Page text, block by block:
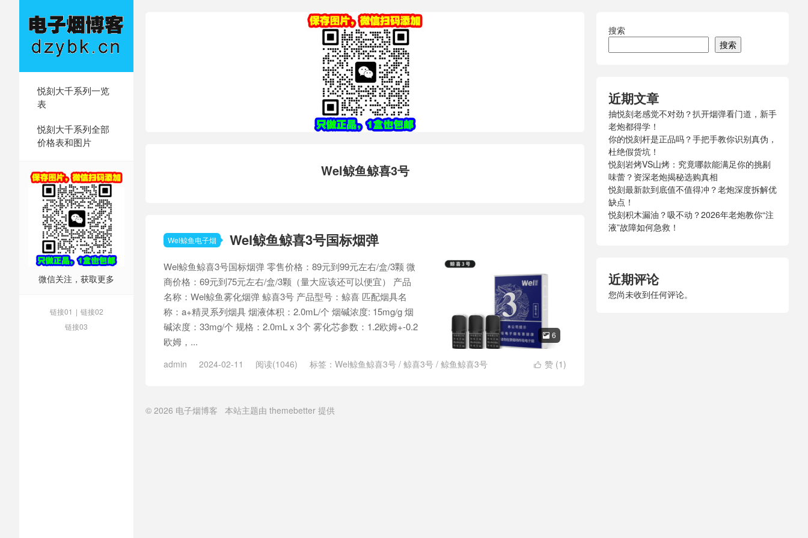
悦刻大千系列一览
表
悦刻大千系列全部
价格表和图片
微信关注，获取更多
链接01 | 链接02
链接03
Wel鲸鱼鲸喜3号
Wel鲸鱼电子烟 Wel鲸鱼鲸喜3号国标烟弹
 6
Wel鲸鱼鲸喜3号国标烟弹 零售价格：89元到99元左右/盒/3颗 微
商价格：69元到75元左右/盒/3颗（量大应该还可以便宜） 产品
名称：Wel鲸鱼雾化烟弹 鲸喜3号 产品型号：鲸喜 匹配烟具名
称：a+精灵系列烟具 烟液体积：2.0mL/个 烟碱浓度: 15mg/g 烟
碱浓度：33mg/个 规格：2.0mL x 3个 雾化芯参数：1.2欧姆+-0.2
欧姆，...
 赞 (1)
admin 2024-02-11 阅读(1046) 标签： Wel鲸鱼鲸喜3号 / 鲸喜3号 / 鲸鱼鲸喜3号
搜索
搜索
近期文章
抽悦刻老感觉不对劲？扒开烟弹看门道，新手
老炮都得学！
你的悦刻杆是正品吗？手把手教你识别真伪，
杜绝假货坑！
悦刻岩烤VS山烤：究竟哪款能满足你的挑剔
味蕾？资深老炮揭秘选购真相
悦刻最新款到底值不值得冲？老炮深度拆解优
缺点！
悦刻积木漏油？吸不动？2026年老炮教你“注
液”故障如何急救！
近期评论
您尚未收到任何评论。
© 2026 电子烟博客 本站主题由 themebetter 提供